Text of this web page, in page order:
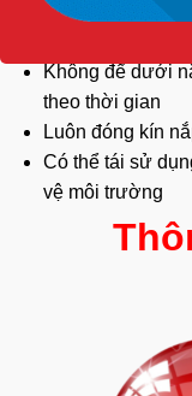
Rửa sạch bằng
Không để dưới
theo thời gian
Luôn đóng kín
Có thể tái sử
vệ môi trường